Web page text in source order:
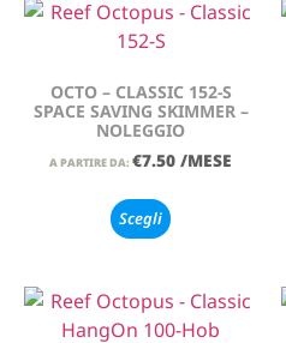
OCTO – CLASSIC 152-S
SPACE SAVING SKIMMER –
NOLEGGIO
A PARTIRE DA: €7.50 /MESE
Scegli